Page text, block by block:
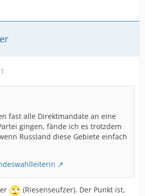
fast alle Direktmandate an eine
gingen, fände ich es trotzdem
Russland diese Gebiete einfach
(Riesenseufzer). Der Punkt ist,